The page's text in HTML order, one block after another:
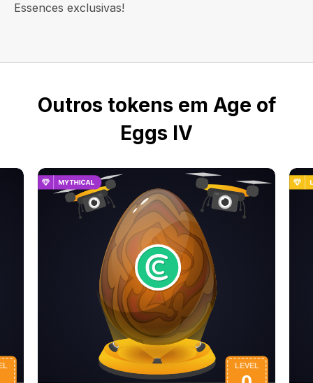
Essences exclusivas!
Outros tokens em Age of
Eggs IV